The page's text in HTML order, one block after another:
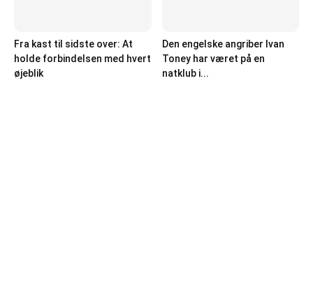
Fra kast til sidste over: At
holde forbindelsen med hvert
øjeblik
Den engelske angriber Ivan
Toney har været på en
natklub i...